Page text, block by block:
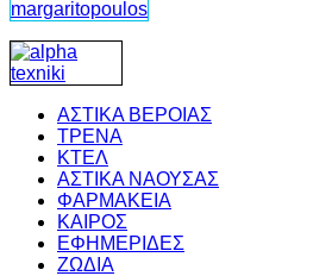
ΑΣΤΙΚΑ ΒΕΡΟΙΑΣ
ΤΡΕΝΑ
ΚΤΕΛ
ΑΣΤΙΚΑ ΝΑΟΥΣΑΣ
ΦΑΡΜΑΚΕΙΑ
ΚΑΙΡΟΣ
ΕΦΗΜΕΡΙΔΕΣ
ΖΩΔΙΑ